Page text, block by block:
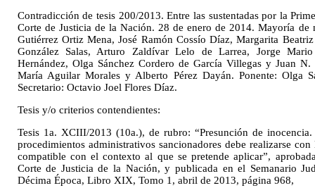
Contradicción de tesis 200/2013. Entre las sustentadas por la
Corte de Justicia de la Nación. 28 de enero de 2014. Mayoría
Gutiérrez Ortiz Mena, José Ramón Cossío Díaz, Margarita
González Salas, Arturo Zaldívar Lelo de Larrea, Jorge
Hernández, Olga Sánchez Cordero de García Villegas y Juan
María Aguilar Morales y Alberto Pérez Dayán. Ponente: Olga
Secretario: Octavio Joel Flores Díaz.
Tesis y/o criterios contendientes:
Tesis 1a. XCIII/2013 (10a.), de rubro: “Presunción de
procedimientos administrativos sancionadores debe realizarse
compatible con el contexto al que se pretende aplicar”,
Corte de Justicia de la Nación, y publicada en el Semanario
Décima Época, Libro XIX, Tomo 1, abril de 2013, página 968,